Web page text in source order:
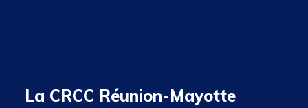
La CRCC Réunion-Mayotte